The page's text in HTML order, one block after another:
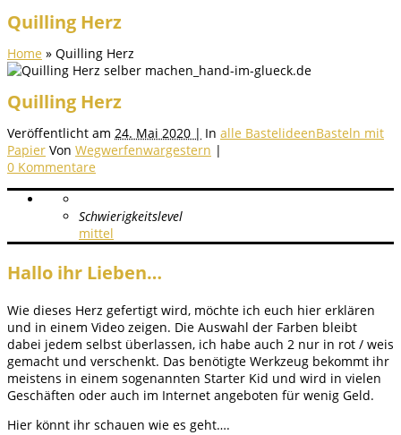
Quilling Herz
Home » Quilling Herz
Quilling Herz
Veröffentlicht am 24. Mai 2020 | In alle BastelideenBasteln mit
Papier Von Wegwerfenwargestern |
0 Kommentare
Schwierigkeitslevel
mittel
Hallo ihr Lieben…
Wie dieses Herz gefertigt wird, möchte ich euch hier erklären
und in einem Video zeigen. Die Auswahl der Farben bleibt
dabei jedem selbst überlassen, ich habe auch 2 nur in rot / weis
gemacht und verschenkt. Das benötigte Werkzeug bekommt ihr
meistens in einem sogenannten Starter Kid und wird in vielen
Geschäften oder auch im Internet angeboten für wenig Geld.
Hier könnt ihr schauen wie es geht….